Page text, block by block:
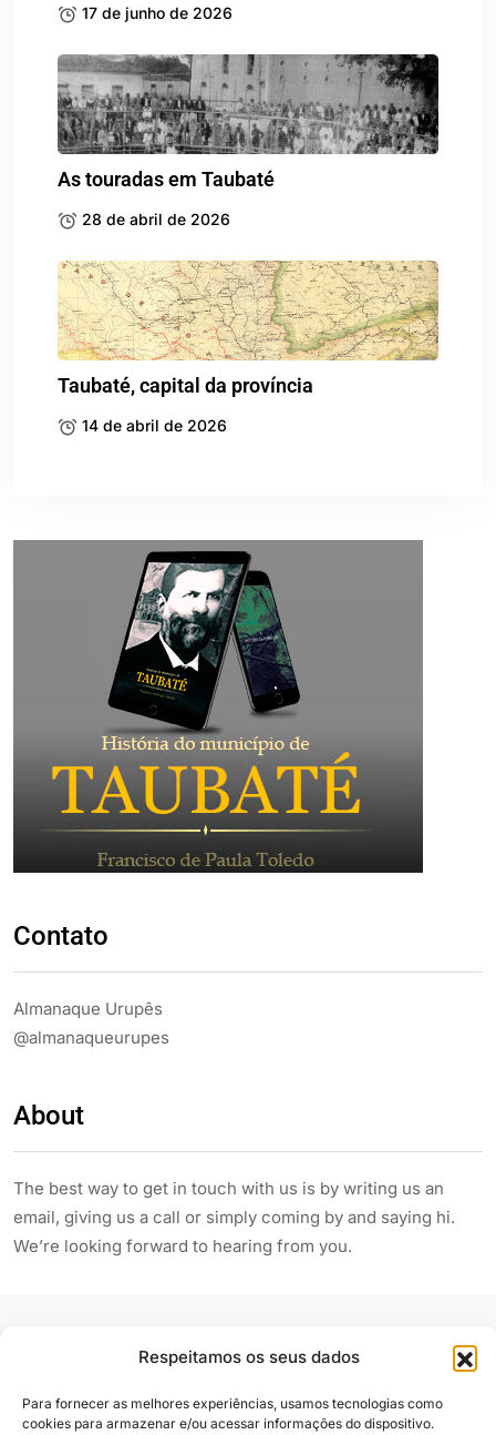
Respeitamos os seus dados
Para fornecer as melhores experiências, usamos tecnologias como
cookies para armazenar e/ou acessar informações do dispositivo.
17 de junho de 2026
As touradas em Taubaté
28 de abril de 2026
Taubaté, capital da província
14 de abril de 2026
Contato
Almanaque Urupês
@almanaqueurupes
About
The best way to get in touch with us is by writing us an
email, giving us a call or simply coming by and saying hi.
We’re looking forward to hearing from you.